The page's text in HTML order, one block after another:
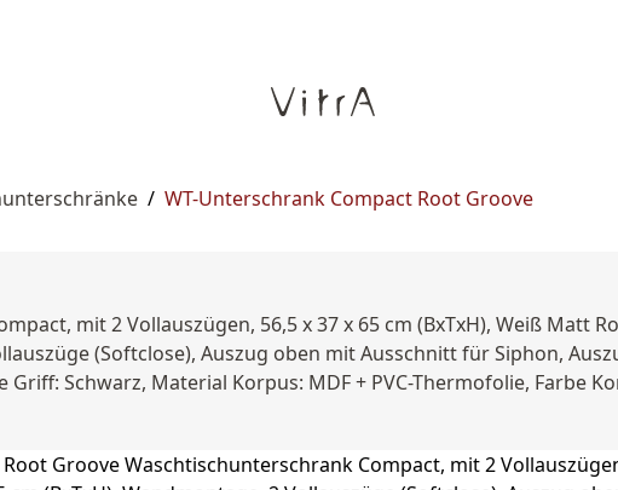
/ WT-Unterschrank Compact Root Groove
mit 2 Vollauszügen, 56,5 x 37 x 65 cm (BxTxH), Weiß Matt
(Softclose), Auszug oben mit Ausschnitt für Siphon,
Schwarz, Material Korpus: MDF + PVC-Thermofolie, Farbe